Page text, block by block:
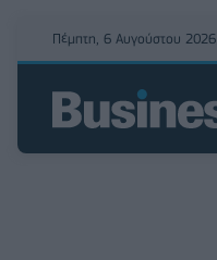
Πέμπτη, 6 Αυγούστου 2026